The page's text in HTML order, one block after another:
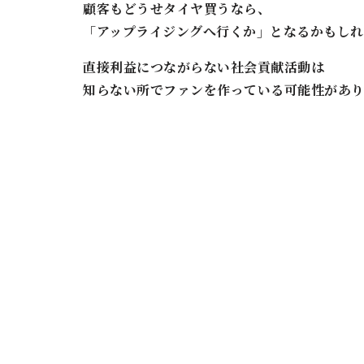
顧客もどうせタイヤ買うなら、
「アップライジングへ行くか」となるかもしれ
直接利益につながらない社会貢献活動は
知らない所でファンを作っている可能性があり